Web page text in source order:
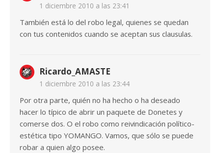
1 diciembre 2010 a las 23:41
También está lo del robo legal, quienes se quedan
con tus contenidos cuando se aceptan sus clausulas.
Ricardo_AMASTE
1 diciembre 2010 a las 23:44
Por otra parte, quién no ha hecho o ha deseado
hacer lo típico de abrir un paquete de Donetes y
comerse dos. O el robo como reivindicación político-
estética tipo YOMANGO. Vamos, que sólo se puede
robar a quien algo posee.